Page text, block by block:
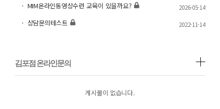
ㆍ MIM온라인동영상수련 교육이 있을까요? 2026-05-14
ㆍ 상담문의테스트 2022-11-14
김포점 온라인문의
게시물이 없습니다.